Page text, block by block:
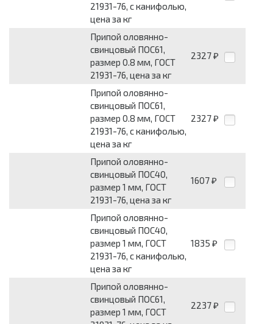
21931-76, с канифолью,
цена за кг
Припой оловянно-
свинцовый ПОС61,
размер 0.8 мм, ГОСТ
21931-76, цена за кг
2327 ₽
Припой оловянно-
свинцовый ПОС61,
размер 0.8 мм, ГОСТ
21931-76, с канифолью,
цена за кг
2327 ₽
Припой оловянно-
свинцовый ПОС40,
размер 1 мм, ГОСТ
21931-76, цена за кг
1607 ₽
Припой оловянно-
свинцовый ПОС40,
размер 1 мм, ГОСТ
21931-76, с канифолью,
цена за кг
1835 ₽
Припой оловянно-
свинцовый ПОС61,
размер 1 мм, ГОСТ
2237 ₽